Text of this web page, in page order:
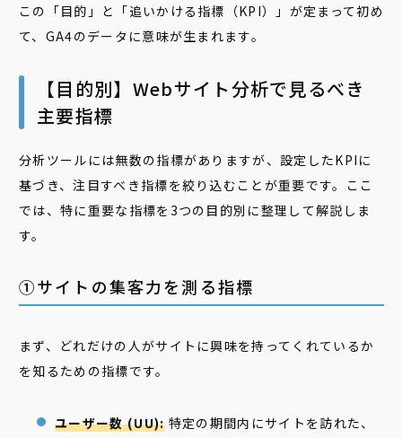
この「目的」と「追いかける指標（KPI）」が定まって初め
て、GA4のデータに意味が生まれます。
【目的別】Webサイト分析で見るべき
主要指標
分析ツールには無数の指標がありますが、設定したKPIに
基づき、注目すべき指標を絞り込むことが重要です。ここ
では、特に重要な指標を3つの目的別に整理して解説しま
す。
①サイトの集客力を測る指標
まず、どれだけの人がサイトに興味を持ってくれているか
を知るための指標です。
ユーザー数 (UU):特定の期間内にサイトを訪れた、